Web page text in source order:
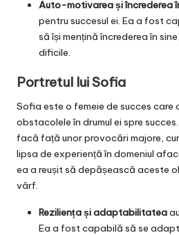
Auto-motivarea și încrederea
pentru succesul ei. Ea a fost
să își mențină încrederea în
dificile.
Portretul lui Sofia
Sofia este o femeie de succes care
obstacolele în drumul ei spre
facă față unor provocări majore,
lipsa de experiență în domeniul
ea a reușit să depășească aceste
vârf.
Reziliența și adaptabilitatea
Ea a fost capabilă să se